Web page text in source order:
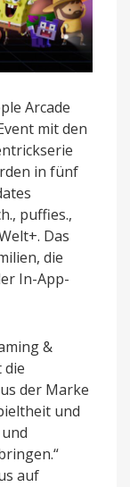
Arcade
mit den
in fünf
puffies.,
Das
die
In-App-
&
die
der Marke
und
auf